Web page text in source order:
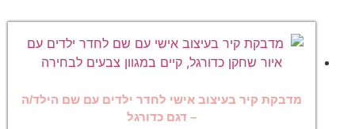
מדבקת קיר בעיצוב אישי לחדר ילדים עם שם הילד/ה
– דגם כדורגל